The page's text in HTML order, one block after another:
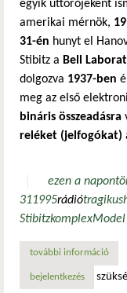
egyik úttörőjeként
amerikai mérnök,
31-én hunyt el
Stibitz a Bell
dolgozva 1937-ben
meg az első
bináris összeadásra
reléket (jelfogókat)
ezen a napon
311995rádiótragikus
StibitzkomplexModel
további információ
bejelentkezés